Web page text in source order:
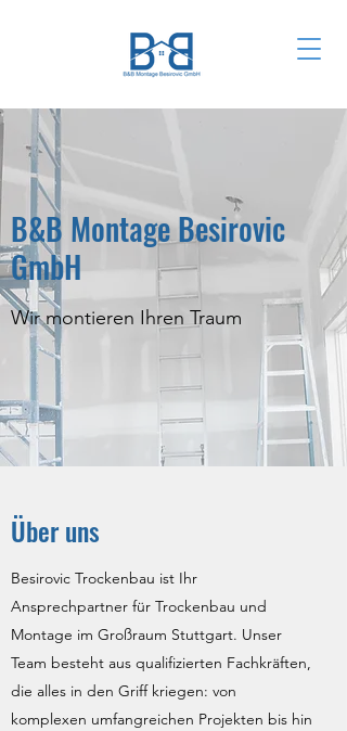
B&B Montage Besirovic
GmbH
Wir montieren Ihren Traum
Über uns
Besirovic Trockenbau ist Ihr
Ansprechpartner für Trockenbau und
Montage im Großraum Stuttgart. Unser
Team besteht aus qualifizierten Fachkräften,
die alles in den Griff kriegen: von
komplexen umfangreichen Projekten bis hin